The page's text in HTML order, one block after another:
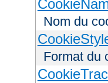
Nom du
Format du